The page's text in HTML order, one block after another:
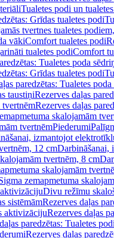
Tualetes podi un
Grīdas tualetes podi
tvertnes tualetes
vākiComfort tualetes podi
tualetes podiComfort
Tualetes poda
Grīdas tualetes podi
paredzētas: Tualetes
taustiņiRezerves daļas
tvertnēmRezerves daļas
skalojamām
tvertnēmPiederumi
izmantojot
12 cmDarbināšanai,
tvertnēm, 8 cm
skalojamām
zemapmetuma
Divu režīmu
sistēmāmRezerves daļas
aktivizācijuRezerves daļas
paredzētas: Tualetes
Rezerves daļas